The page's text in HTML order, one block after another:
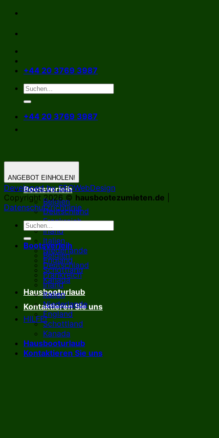
Zum
springen
+44 20 3769 3987
+44 20 3769 3987
Bootsverleih
Belgien
Deutschland
Frankreich
Irland
Italien
Niederlande
England
Schottland
Kanada
Hausbooturlaub
Kontaktieren Sie uns
HILFE!
ANGEBOT EINHOLEN!
Developed by SEOWebDesign
Copyright 2026 © hausbootezumieten.de
Datenschutzrichtlinie
Bootsverleih
Belgien
Deutschland
Frankreich
Irland
Italien
Niederlande
England
Schottland
Kanada
Hausbooturlaub
Kontaktieren Sie uns